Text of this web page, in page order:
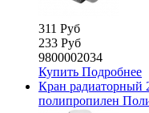
311 Руб
233 Руб
9800002034
Купить Подробнее
Кран радиаторный
полипропилен